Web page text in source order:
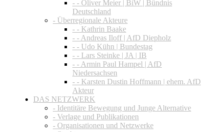
- - Oliver Meier | BiW | Bündnis
Deutschland
- Überregionale Akteure
- - Kathrin Baake
- - Andreas Iloff | AfD Diepholz
- - Udo Kühn | Bundestag
- - Lars Steinke | JA | IB
- - Armin Paul Hampel | AfD
Niedersachsen
- - Karsten Dustin Hoffmann | ehem. AfD
Akteur
DAS NETZWERK
- Identitäre Bewegung und Junge Alternative
- Verlage und Publikationen
- Organisationen und Netzwerke